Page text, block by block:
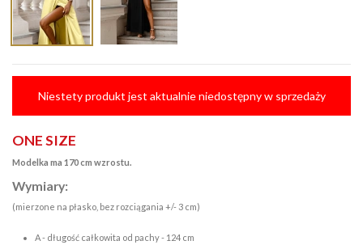
Niestety produkt jest aktualnie niedostępny w sprzedaży
ONE SIZE
Modelka ma 170cm wzrostu.
Wymiary:
(mierzone na płasko, bez rozciągania +/- 3 cm)
A - długość całkowita od pachy - 124 cm